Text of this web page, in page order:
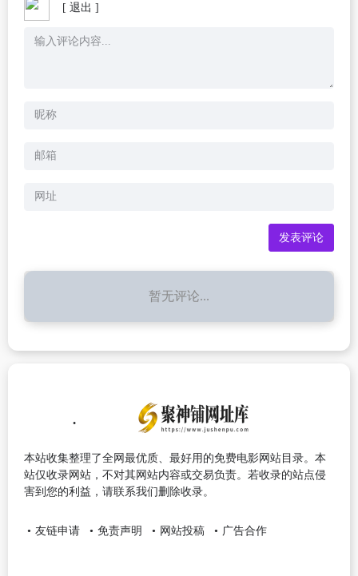
[ 退出 ]
暂无评论...
本站收集整理了全网最优质、最好用的免费电影网站目录。本
站仅收录网站，不对其网站内容或交易负责。若收录的站点侵
害到您的利益，请联系我们删除收录。
友链申请 免责声明 网站投稿 广告合作